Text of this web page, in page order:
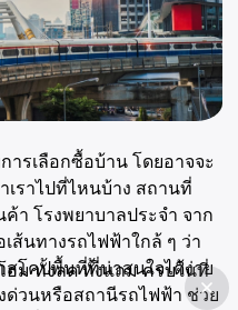
ารเลือกซื้อบ้าน โดยอาจจะ
เราไปที่ไหนบ้าง สถานที่
า โรงพยาบาลประจำ จาก
ส้นทางรถไฟฟ้าใกล้ ๆ ว่า
สโคปพื้นที่ที่น่าสนใจได้ง่าย
ด่วนหรือสถานีรถไฟฟ้า ช่วย